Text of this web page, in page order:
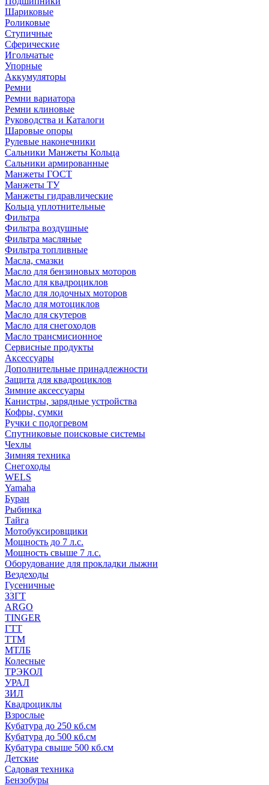
Шариковые
Роликовые
Ступичные
Сферические
Игольчатые
Упорные
Аккумуляторы
Ремни
Ремни вариатора
Ремни клиновые
Руководства и Каталоги
Шаровые опоры
Рулевые наконечники
Сальники Манжеты Кольца
Сальники армированные
Манжеты ГОСТ
Манжеты ТУ
Манжеты гидравлические
Кольца уплотнительные
Фильтра
Фильтра воздушные
Фильтра масляные
Фильтра топливные
Масла, смазки
Масло для бензиновых моторов
Масло для квадроциклов
Масло для лодочных моторов
Масло для мотоциклов
Масло для скутеров
Масло для снегоходов
Масло трансмисионное
Сервисные продукты
Аксессуары
Дополнительные принадлежности
Защита для квадроциклов
Зимние аксессуары
Канистры, зарядные устройства
Кофры, сумки
Ручки с подогревом
Спутниковые поисковые системы
Чехлы
Зимняя техника
Снегоходы
WELS
Yamaha
Буран
Рыбинка
Тайга
Мотобуксировщики
Мощность до 7 л.с.
Мощность свыше 7 л.с.
Оборудование для прокладки лыжни
Вездеходы
Гусеничные
ЗЗГТ
ARGO
TINGER
ГТТ
ТТМ
МТЛБ
Колесные
ТРЭКОЛ
УРАЛ
ЗИЛ
Квадроциклы
Взрослые
Кубатура до 250 кб.см
Кубатура до 500 кб.см
Кубатура свыше 500 кб.см
Детские
Садовая техника
Бензобуры